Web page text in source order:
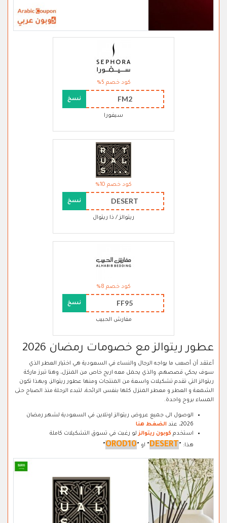
كود خصم 5%
FM2 نسخ
سيفورا
كود خصم 10%
DESERT نسخ
ريتوالز / ذا ريتوال
كود خصم 8%
FF95 نسخ
مفارش الحبيب
عطور ريتوالز مع خصومات رمضان 2026
أعتقد أن أصعب ما يواجه الرجال والنساء في السعودية هي اختيار العطر الذي
سوف يحكي قصصهم، والذي يحمل معه اريج خاص من المنزل، وهنا تبرز ماركة
ريتوالز التي تقدم تشكيلات واسعة من المنتجات ومنها عطور ريتوالز، وبهذا تكون
الشمعة و العطر و معطر المنزل كلها بنفس الرائحة، لتبدء الرحلة منذ الصباح حتى
المساء بروح واحدة.
الوصول الى جميع عروض ريتوالز اونلاين في السعودية لشهر رمضان
2026، عند
الضغط هنا
استخدم كوبون ريتوالزلو رغبت في تسوق التشكيلات كاملة
هذا: "
DESERT
" او "
OROD10
"